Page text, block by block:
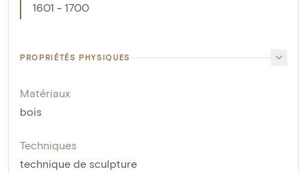
1601 - 1700
PROPRIÉTÉS PHYSIQUES
Matériaux
bois
Techniques
technique de sculpture